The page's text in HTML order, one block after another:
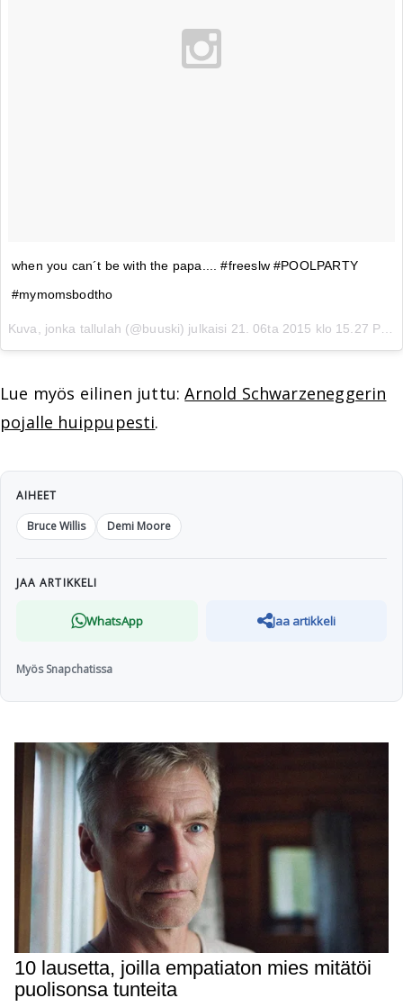
when you can´t be with the papa.... #freeslw #POOLPARTY
#mymomsbodtho
Kuva, jonka tallulah (@buuski) julkaisi 21. 06ta 2015 klo 15.27 PDT
Lue myös eilinen juttu:Arnold Schwarzeneggerin
pojalle huippupesti.
AIHEET
Bruce Willis
Demi Moore
JAA ARTIKKELI
WhatsApp Jaa artikkeli
Myös Snapchatissa